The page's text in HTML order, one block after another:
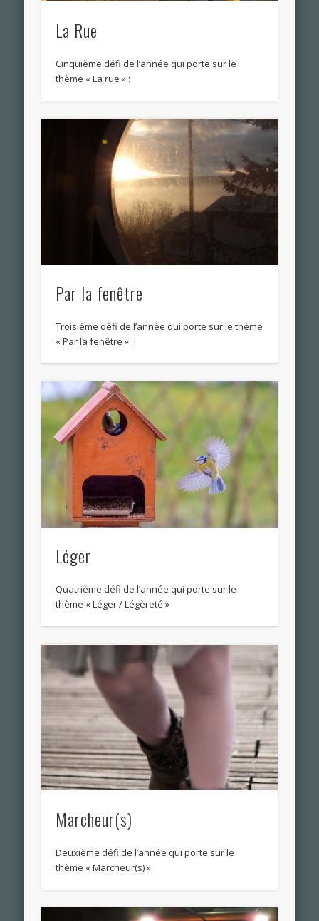
La Rue
Cinquième défi de l’année qui porte sur le
thème « La rue » :
Par la fenêtre
Troisième défi de l’année qui porte sur le thème
« Par la fenêtre » :
Léger
Quatrième défi de l’année qui porte sur le
thème « Léger / Légèreté »
Marcheur(s)
Deuxième défi de l’année qui porte sur le
thème « Marcheur(s) »